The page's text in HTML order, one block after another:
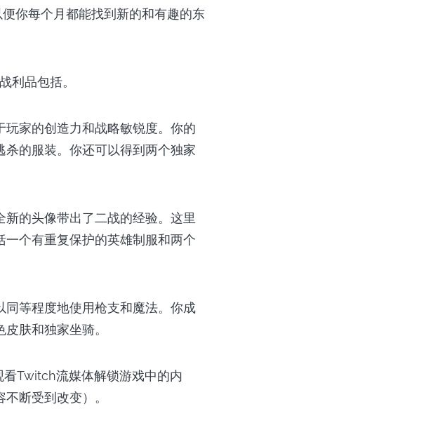
你每个月都能找到新的和有趣的东
利品包括。
家的创造力和战略敏锐度。你的
的服装。你还可以得到两个独家
的头像带出了二战的经验。这里
个有重复保护的英雄制服和两个
等程度地使用枪支和魔法。你成
肤和独家坐骑。
Twitch流媒体解锁游戏中的内
断受到改变）。